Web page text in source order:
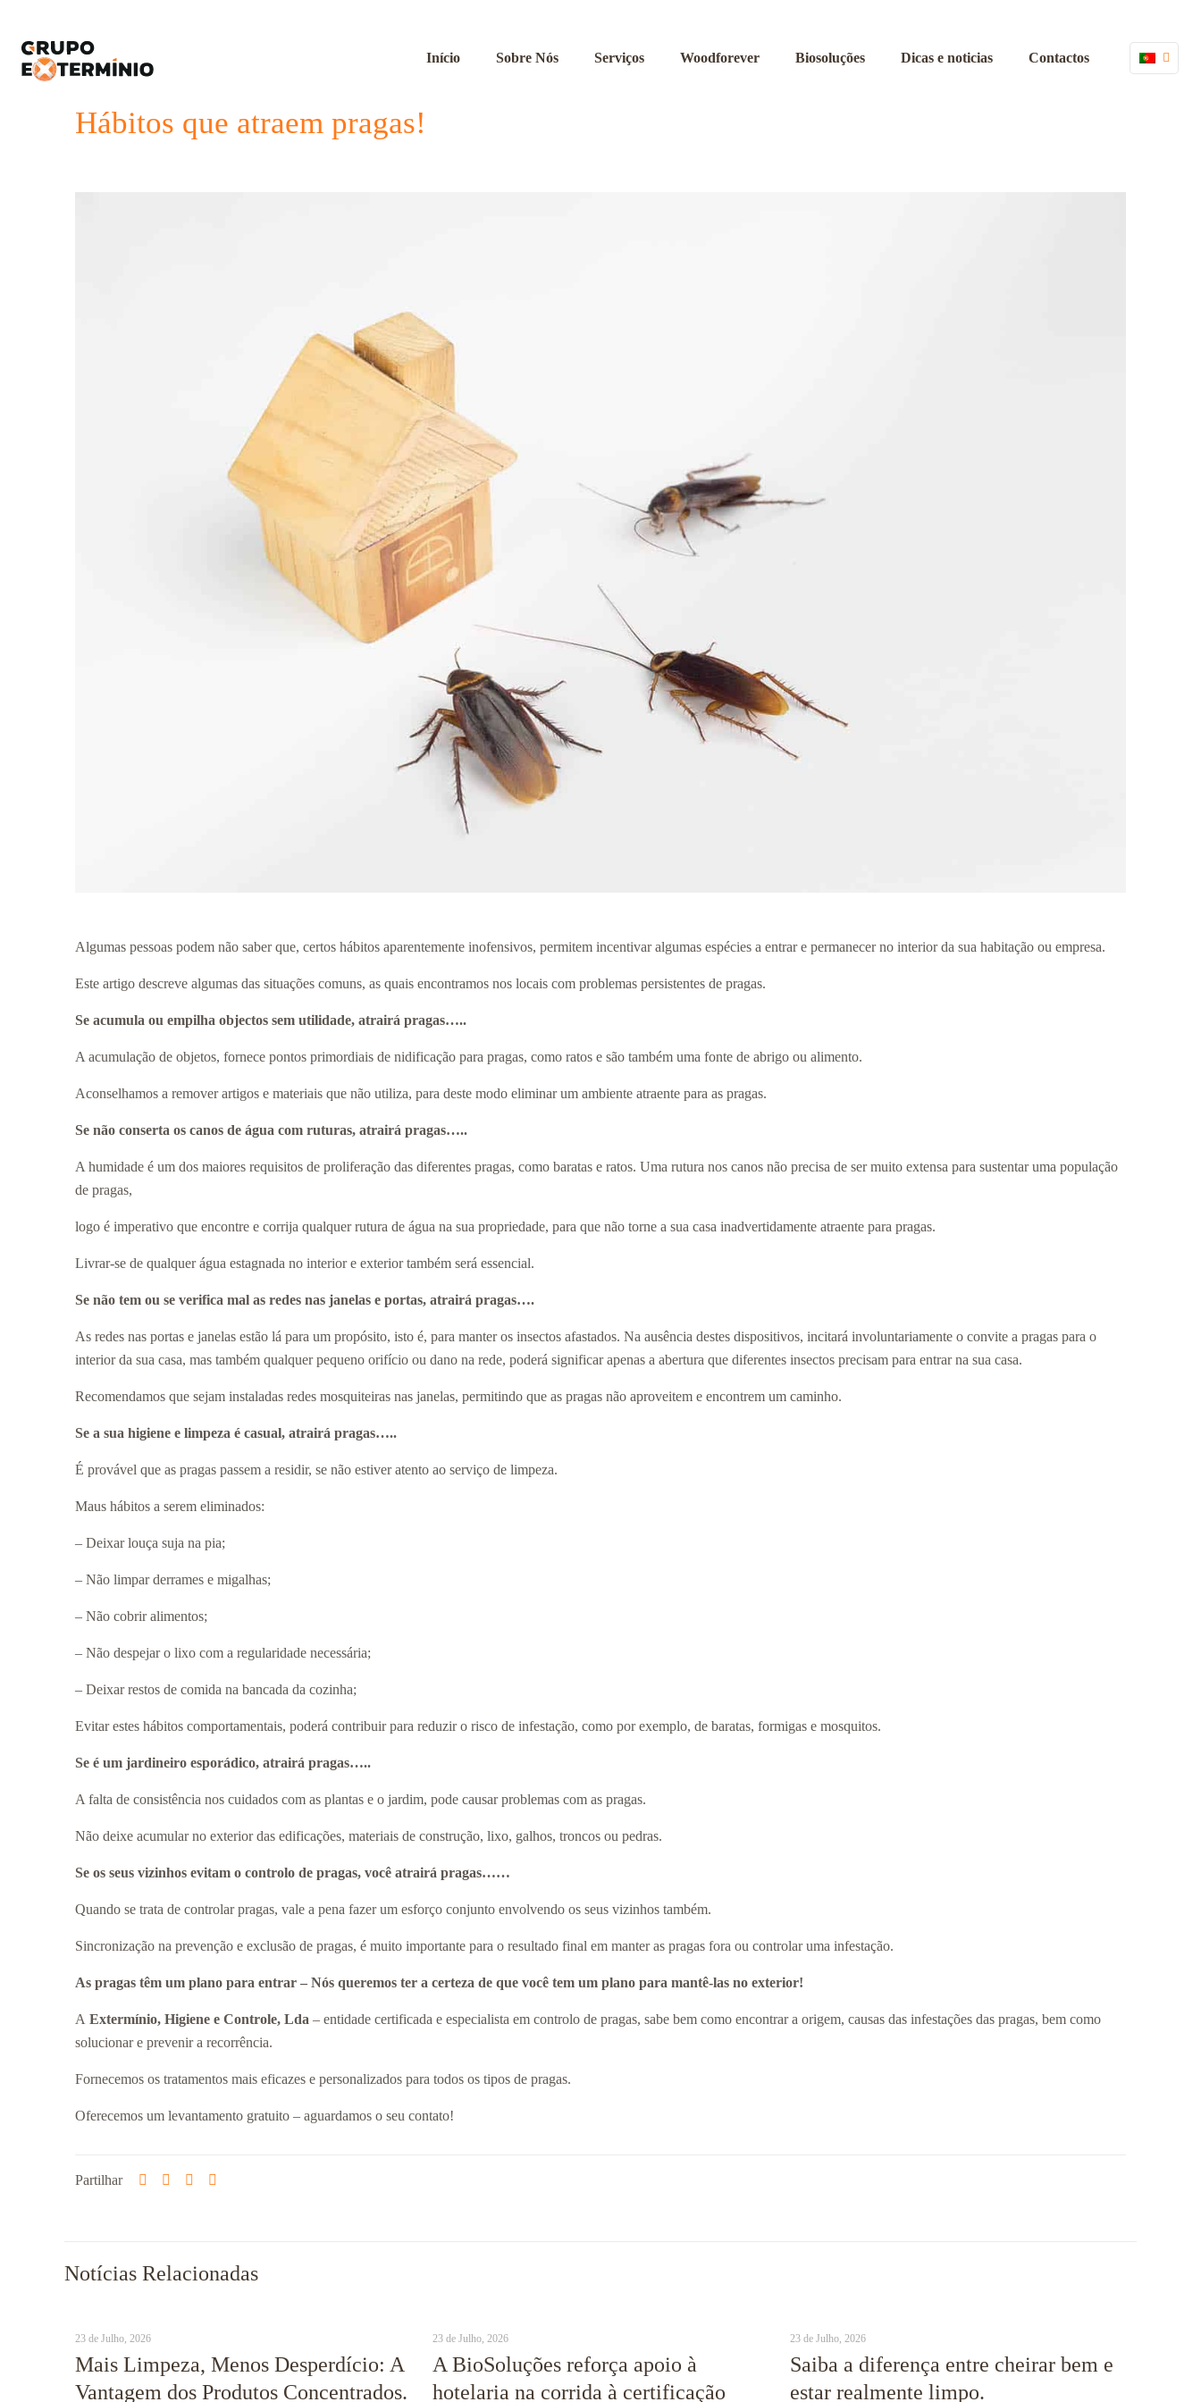
Início Sobre Nós Serviços Woodforever Biosoluções Dicas e noticias Contactos
Hábitos que atraem pragas!
Algumas pessoas podem não saber que, certos hábitos aparentemente inofensivos, permitem incentivar algumas espécies a entrar e permanecer no interior da sua habitação ou empresa.
Este artigo descreve algumas das situações comuns, as quais encontramos nos locais com problemas persistentes de pragas.
Se acumula ou empilha objectos sem utilidade, atrairá pragas…..
A acumulação de objetos, fornece pontos primordiais de nidificação para pragas, como ratos e são também uma fonte de abrigo ou alimento.
Aconselhamos a remover artigos e materiais que não utiliza, para deste modo eliminar um ambiente atraente para as pragas.
Se não conserta os canos de água com ruturas, atrairá pragas…..
A humidade é um dos maiores requisitos de proliferação das diferentes pragas, como baratas e ratos. Uma rutura nos canos não precisa de ser muito extensa para sustentar uma população
de pragas,
logo é imperativo que encontre e corrija qualquer rutura de água na sua propriedade, para que não torne a sua casa inadvertidamente atraente para pragas.
Livrar-se de qualquer água estagnada no interior e exterior também será essencial.
Se não tem ou se verifica mal as redes nas janelas e portas, atrairá pragas….
As redes nas portas e janelas estão lá para um propósito, isto é, para manter os insectos afastados. Na ausência destes dispositivos, incitará involuntariamente o convite a pragas para o
interior da sua casa, mas também qualquer pequeno orifício ou dano na rede, poderá significar apenas a abertura que diferentes insectos precisam para entrar na sua casa.
Recomendamos que sejam instaladas redes mosquiteiras nas janelas, permitindo que as pragas não aproveitem e encontrem um caminho.
Se a sua higiene e limpeza é casual, atrairá pragas…..
É provável que as pragas passem a residir, se não estiver atento ao serviço de limpeza.
Maus hábitos a serem eliminados:
– Deixar louça suja na pia;
– Não limpar derrames e migalhas;
– Não cobrir alimentos;
– Não despejar o lixo com a regularidade necessária;
– Deixar restos de comida na bancada da cozinha;
Evitar estes hábitos comportamentais, poderá contribuir para reduzir o risco de infestação, como por exemplo, de baratas, formigas e mosquitos.
Se é um jardineiro esporádico, atrairá pragas…..
A falta de consistência nos cuidados com as plantas e o jardim, pode causar problemas com as pragas.
Não deixe acumular no exterior das edificações, materiais de construção, lixo, galhos, troncos ou pedras.
Se os seus vizinhos evitam o controlo de pragas, você atrairá pragas……
Quando se trata de controlar pragas, vale a pena fazer um esforço conjunto envolvendo os seus vizinhos também.
Sincronização na prevenção e exclusão de pragas, é muito importante para o resultado final em manter as pragas fora ou controlar uma infestação.
As pragas têm um plano para entrar – Nós queremos ter a certeza de que você tem um plano para mantê-las no exterior!
A Extermínio, Higiene e Controle, Lda – entidade certificada e especialista em controlo de pragas, sabe bem como encontrar a origem, causas das infestações das pragas, bem como
solucionar e prevenir a recorrência.
Fornecemos os tratamentos mais eficazes e personalizados para todos os tipos de pragas.
Oferecemos um levantamento gratuito – aguardamos o seu contato!
Partilhar
Notícias Relacionadas
23 de Julho, 2026
Mais Limpeza, Menos Desperdício: A
Vantagem dos Produtos Concentrados.
23 de Julho, 2026
A BioSoluções reforça apoio à
hotelaria na corrida à certificação
23 de Julho, 2026
Saiba a diferença entre cheirar bem e
estar realmente limpo.